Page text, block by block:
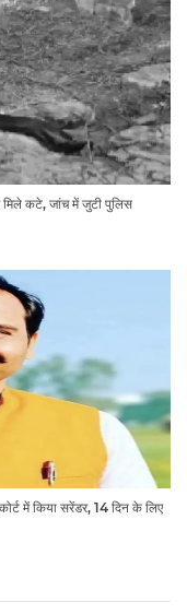
मिले कटे, जांच में जुटी पुलिस
में किया सरेंडर, 14 दिन के लिए